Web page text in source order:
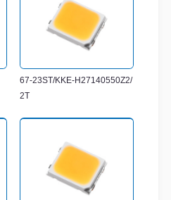
67-23ST/KKE-H27140550Z2/
2T